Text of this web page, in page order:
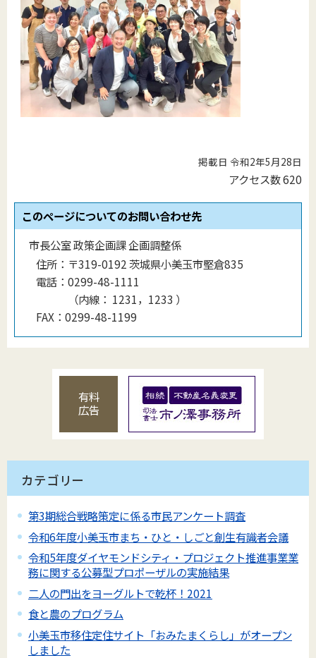
掲載日 令和2年5月28日
アクセス数620
このページについてのお問い合わせ先
市長公室 政策企画課 企画調整係
住所： 〒319-0192 茨城県小美玉市堅倉835
電話： 0299-48-1111
（内線 ： 1231，1233 ）
FAX： 0299-48-1199
有料
広告
カテゴリー
第3期総合戦略策定に係る市民アンケート調査
令和6年度小美玉市まち・ひと・しごと創生有識者会議
令和5年度ダイヤモンドシティ・プロジェクト推進事業業
務に関する公募型プロポーザルの実施結果
二人の門出をヨーグルトで乾杯！2021
食と農のプログラム
小美玉市移住定住サイト「おみたまくらし」がオープン
しました